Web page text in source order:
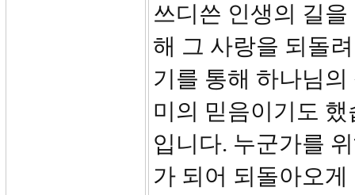
쓰디쓴 인생의 길
해 그 사랑을 되돌
기를 통해 하나님
미의 믿음이기도
입니다. 누군가를
가 되어 되돌아오